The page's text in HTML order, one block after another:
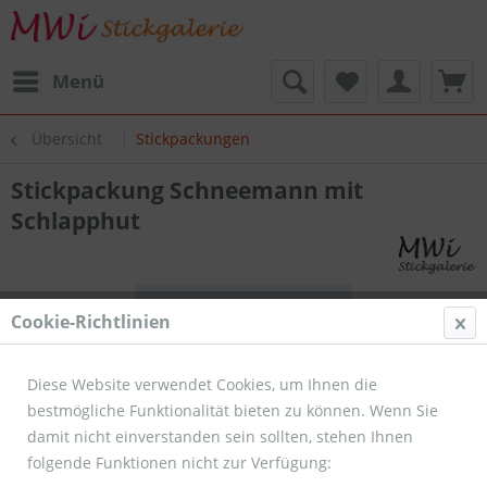
Menü
Übersicht Stickpackungen
Stickpackung Schneemann mit
Schlapphut
Cookie-Richtlinien
Diese Website verwendet Cookies, um Ihnen die
bestmögliche Funktionalität bieten zu können. Wenn Sie
damit nicht einverstanden sein sollten, stehen Ihnen
folgende Funktionen nicht zur Verfügung: